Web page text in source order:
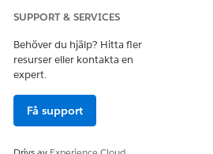
SUPPORT & SERVICES
Behöver du hjälp? Hitta fler
resurser eller kontakta en
expert.
Få support